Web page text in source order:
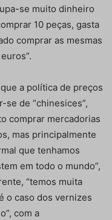
se muito dinheiro
10 peças, gasta
comprar as mesmas
a política de preços
se de “chinesices”,
comprar mercadorias
mas principalmente
que tenhamos
em todo o mundo”,
“temos muita
o caso dos vernizes
com a